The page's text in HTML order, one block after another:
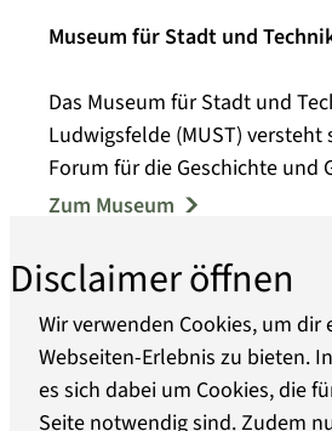
Museum für Stadt und
Das Museum für Stadt und
Ludwigsfelde (MUST) versteht
Forum für die Geschichte und
Stadt Ludwigsfelde und Ihrer
Einen inhaltlichen
die Industriegeschichte ab
Fläche von 400 m² sind
aus der Ludwigsfelder
Neben dem ersten W50 aus
Zum Museum
Über uns
Disclaimer öffnen
Wir verwenden Cookies, um dir
Webseiten-Erlebnis zu bieten.
es sich dabei um Cookies, die
Seite notwendig sind. Zudem